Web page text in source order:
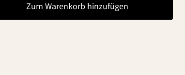
Zum Warenkorb hinzufügen